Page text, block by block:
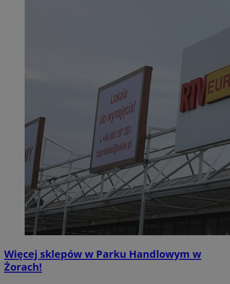
Więcej sklepów w Parku Handlowym w
Żorach!